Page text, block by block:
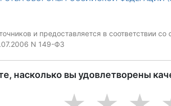
и предоставляется в соответствии
N 149-ФЗ
насколько вы удовлетворены